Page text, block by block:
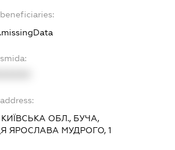
КИЇВСЬКА ОБЛ., БУЧА,
ЯРОСЛАВА МУДРОГО, 1